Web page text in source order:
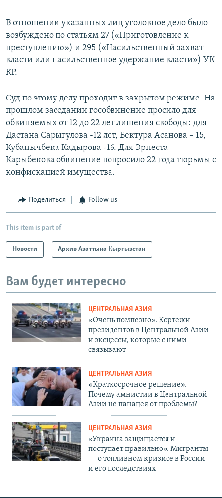
В отношении указанных лиц уголовное дело было
возбуждено по статьям 27 («Приготовление к
преступлению») и 295 («Насильственный захват
власти или насильственное удержание власти») УК
КР.
Суд по этому делу проходит в закрытом режиме. На
прошлом заседании гособвинение просило для
обвиняемых от 12 до 22 лет лишения свободы: для
Дастана Сарыгулова -12 лет, Бектура Асанова – 15,
Кубанычбека Кадырова -16. Для Эрнеста
Карыбекова обвинение попросило 22 года тюрьмы с
конфискацией имущества.
Поделиться Follow us
This item is part of
Новости Архив Азаттыка Кыргызстан
Вам будет интересно
ЦЕНТРАЛЬНАЯ АЗИЯ
«Очень помпезно». Кортежи
президентов в Центральной Азии
и эксцессы, которые с ними
связывают
ЦЕНТРАЛЬНАЯ АЗИЯ
«Краткосрочное решение».
Почему амнистии в Центральной
Азии не панацея от проблемы?
ЦЕНТРАЛЬНАЯ АЗИЯ
«Украина защищается и
поступает правильно». Мигранты
— о топливном кризисе в России
и его последствиях